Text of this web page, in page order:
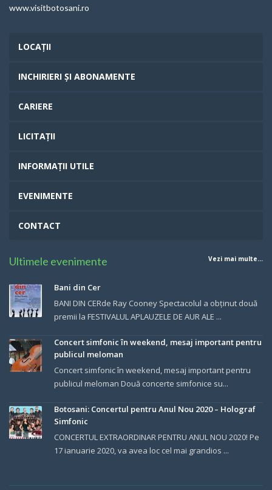
www.visitbotosani.ro
LOCAȚII
INCHIRIERI ȘI ABONAMENTE
CARIERE
LICITAȚII
INFORMAȚII UTILE
EVENIMENTE
CONTACT
Ultimele evenimente Vezi mai multe...
Bani din Cer
BANI DIN CERde Ray Cooney Spectacolul a obținut două
premii la FESTIVALUL APLAUZELE DE AUR ALE ...
Concert simfonic în weekend, mesaj important pentru
publicul meloman
Concert simfonic în weekend, mesaj important pentru
publicul meloman Două concerte simfonice su...
Botosani: Concertul pentru Anul Nou 2020 – Holograf
Simfonic
CONCERTUL EXTRAORDINAR PENTRU ANUL NOU 2020! Pe
17 ianuarie 2020, va avea loc cel mai grandios ...